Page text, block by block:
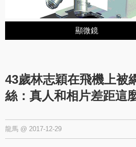
顯微鏡
43歲林志穎在飛機上被
絲：真人和相片差距這
龍馬 @ 2017-12-29